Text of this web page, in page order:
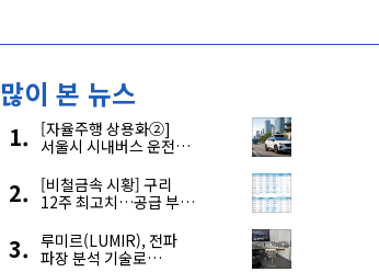
많이 본 뉴스
[자율주행 상용화②]
서울시 시내버스 운전자
해결한다
[비철금속 시황] 구리
12주 최고치…공급 부족
루미르(LUMIR), 전파
파장 분석 기술로